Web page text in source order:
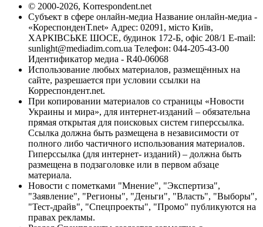
© 2000-2026, Korrespondent.net
Субъект в сфере онлайн-медиа Название онлайн-медиа -
«КореспонденТ.net» Адрес: 02091, місто Київ,
ХАРКІВСЬКЕ ШОСЕ, будинок 172-Б, офіс 208/1 E-mail:
sunlight@mediadim.com.ua Телефон: 044-205-43-00
Идентификатор медиа - R40-06068
Использование любых материалов, размещённых на
сайте, разрешается при условии ссылки на
Корреспондент.net.
При копировании материалов со страницы «Новости
Украины и мира», для интернет-изданий – обязательна
прямая открытая для поисковых систем гиперссылка.
Ссылка должна быть размещена в независимости от
полного либо частичного использования материалов.
Гиперссылка (для интернет- изданий) – должна быть
размещена в подзаголовке или в первом абзаце
материала.
Новости с пометками "Мнение", "Экспертиза",
"Заявление", "Регионы", "Деньги", "Власть", "Выборы",
"Тест-драйв", "Спецпроекты", "Промо" публикуются на
правах рекламы.